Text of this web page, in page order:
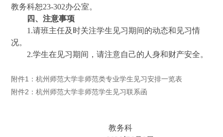
教务科恕23-302办公室。
四、注意事项
1.请班主任及时关注学生见习期间的动态和见习情
况。
2.学生在见习期间，请注意自己的人身和财产安全。
附件1：杭州师范大学非师范类专业学生见习安排一览表
附件2：杭州师范大学非师范学生见习联系函
教务科